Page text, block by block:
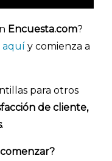
Encuesta.com?
aquí y comienza a
para otros
de cliente,
.